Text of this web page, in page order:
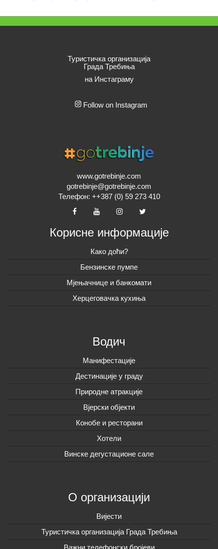
Туристичка организација
Града Требиња
на Инстаграму
Follow on Instagram
www.gotrebinje.com
gotrebinje@gotrebinje.com
Телефон: ++387 (0) 59 273 410
Корисне информације
Како доћи?
Бензинске пумпе
Мјењачнице и банкомати
Херцеговачка кухиња
Водич
Манифестације
Дестинације у граду
Природне атракције
Вјерски објекти
Конобе и ресторани
Хотели
Винске дегустационе сале
О организацији
Вијeсти
Туристичка организација Града Требиња
Важни телефонски бројеви